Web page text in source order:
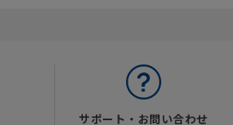
サポート・お問い合わせ